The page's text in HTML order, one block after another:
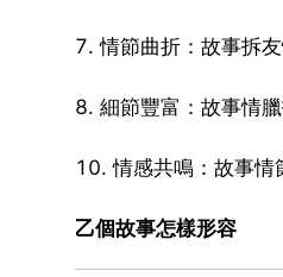
7. 情節曲折：故事拆
8. 細節豐富：故事情
10. 情感共鳴：故事情
乙個故事怎樣形容